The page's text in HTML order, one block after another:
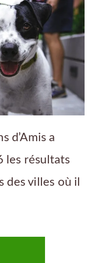
d’Amis a
les résultats
des villes où il